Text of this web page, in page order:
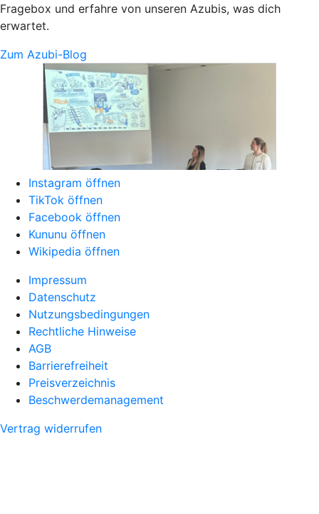
Fragebox und erfahre von unseren Azubis, was dich
erwartet.
Zum Azubi-Blog
Instagram öffnen
TikTok öffnen
Facebook öffnen
Kununu öffnen
Wikipedia öffnen
Impressum
Datenschutz
Nutzungsbedingungen
Rechtliche Hinweise
AGB
Barrierefreiheit
Preisverzeichnis
Beschwerdemanagement
Vertrag widerrufen